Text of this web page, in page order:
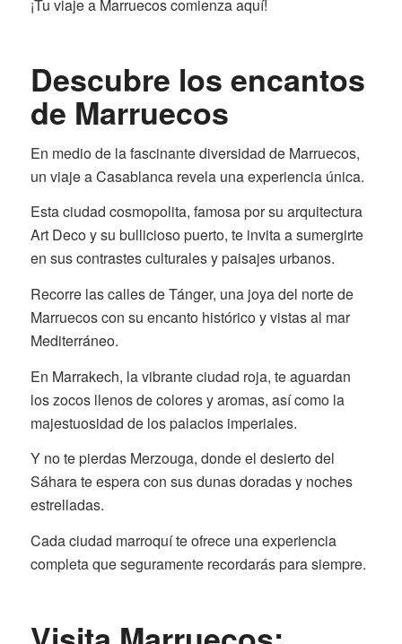
¡Tu viaje a Marruecos comienza aquí!
Descubre los encantos
de Marruecos
En medio de la fascinante diversidad de Marruecos,
un viaje a Casablanca revela una experiencia única.
Esta ciudad cosmopolita, famosa por su arquitectura
Art Deco y su bullicioso puerto, te invita a sumergirte
en sus contrastes culturales y paisajes urbanos.
Recorre las calles de Tánger, una joya del norte de
Marruecos con su encanto histórico y vistas al mar
Mediterráneo.
En Marrakech, la vibrante ciudad roja, te aguardan
los zocos llenos de colores y aromas, así como la
majestuosidad de los palacios imperiales.
Y no te pierdas Merzouga, donde el desierto del
Sáhara te espera con sus dunas doradas y noches
estrelladas.
Cada ciudad marroquí te ofrece una experiencia
completa que seguramente recordarás para siempre.